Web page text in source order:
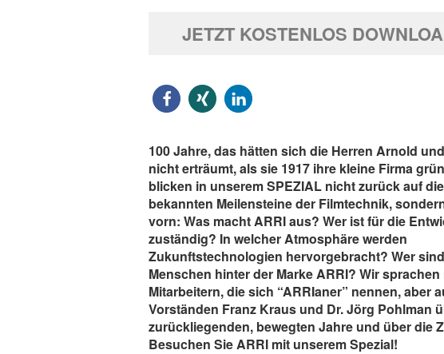
JETZT KOSTENLOS
100 Jahre, das hätten sich die Herren Arnold
nicht erträumt, als sie 1917 ihre kleine Firma
blicken in unserem SPEZIAL nicht zurück auf
bekannten Meilensteine der Filmtechnik,
vorn: Was macht ARRI aus? Wer ist für die
zuständig? In welcher Atmosphäre werden
Zukunftstechnologien hervorgebracht? Wer
Menschen hinter der Marke ARRI? Wir sprachen
Mitarbeitern, die sich “ARRIaner” nennen, aber
Vorständen Franz Kraus und Dr. Jörg Pohlman
zurückliegenden, bewegten Jahre und über die
Besuchen Sie ARRI mit unserem Spezial!